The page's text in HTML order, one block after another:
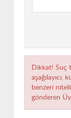
Dikkat! Suç
benzeri
gönderen